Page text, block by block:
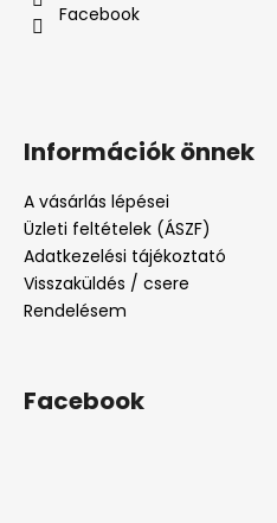
Facebook
Információk önnek
A vásárlás lépései
Üzleti feltételek (ÁSZF)
Adatkezelési tájékoztató
Visszaküldés / csere
Rendelésem
Facebook